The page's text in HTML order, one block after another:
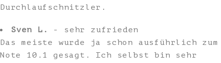
Durchlaufschnitzler.
Sven L.
- sehr zufrieden
Das meiste wurde ja schon ausführlich zum
Note 10.1 gesagt. Ich selbst bin sehr